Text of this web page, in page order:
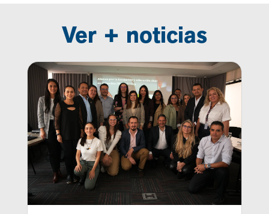
Ver + noticias